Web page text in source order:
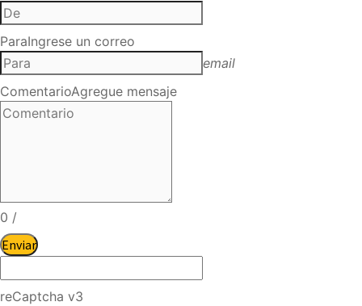
ParaIngrese un correo
email
ComentarioAgregue mensaje
0 /
Enviar
reCaptcha v3